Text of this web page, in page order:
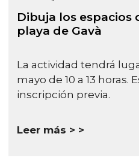
Dibuja los espacios
playa de Gavà
La actividad tendrá
mayo de 10 a 13 horas.
inscripción previa.
Leer más >